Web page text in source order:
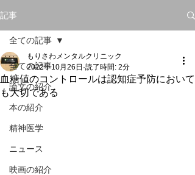
記事
全ての記事
論文の紹介
本の紹介
精神医学
ニュース
映画の紹介
全ての記事
血糖値のコントロールは認知症予防において
も大切である
もりさわメンタルクリニック
2022年10月26日 読了時間: 2分